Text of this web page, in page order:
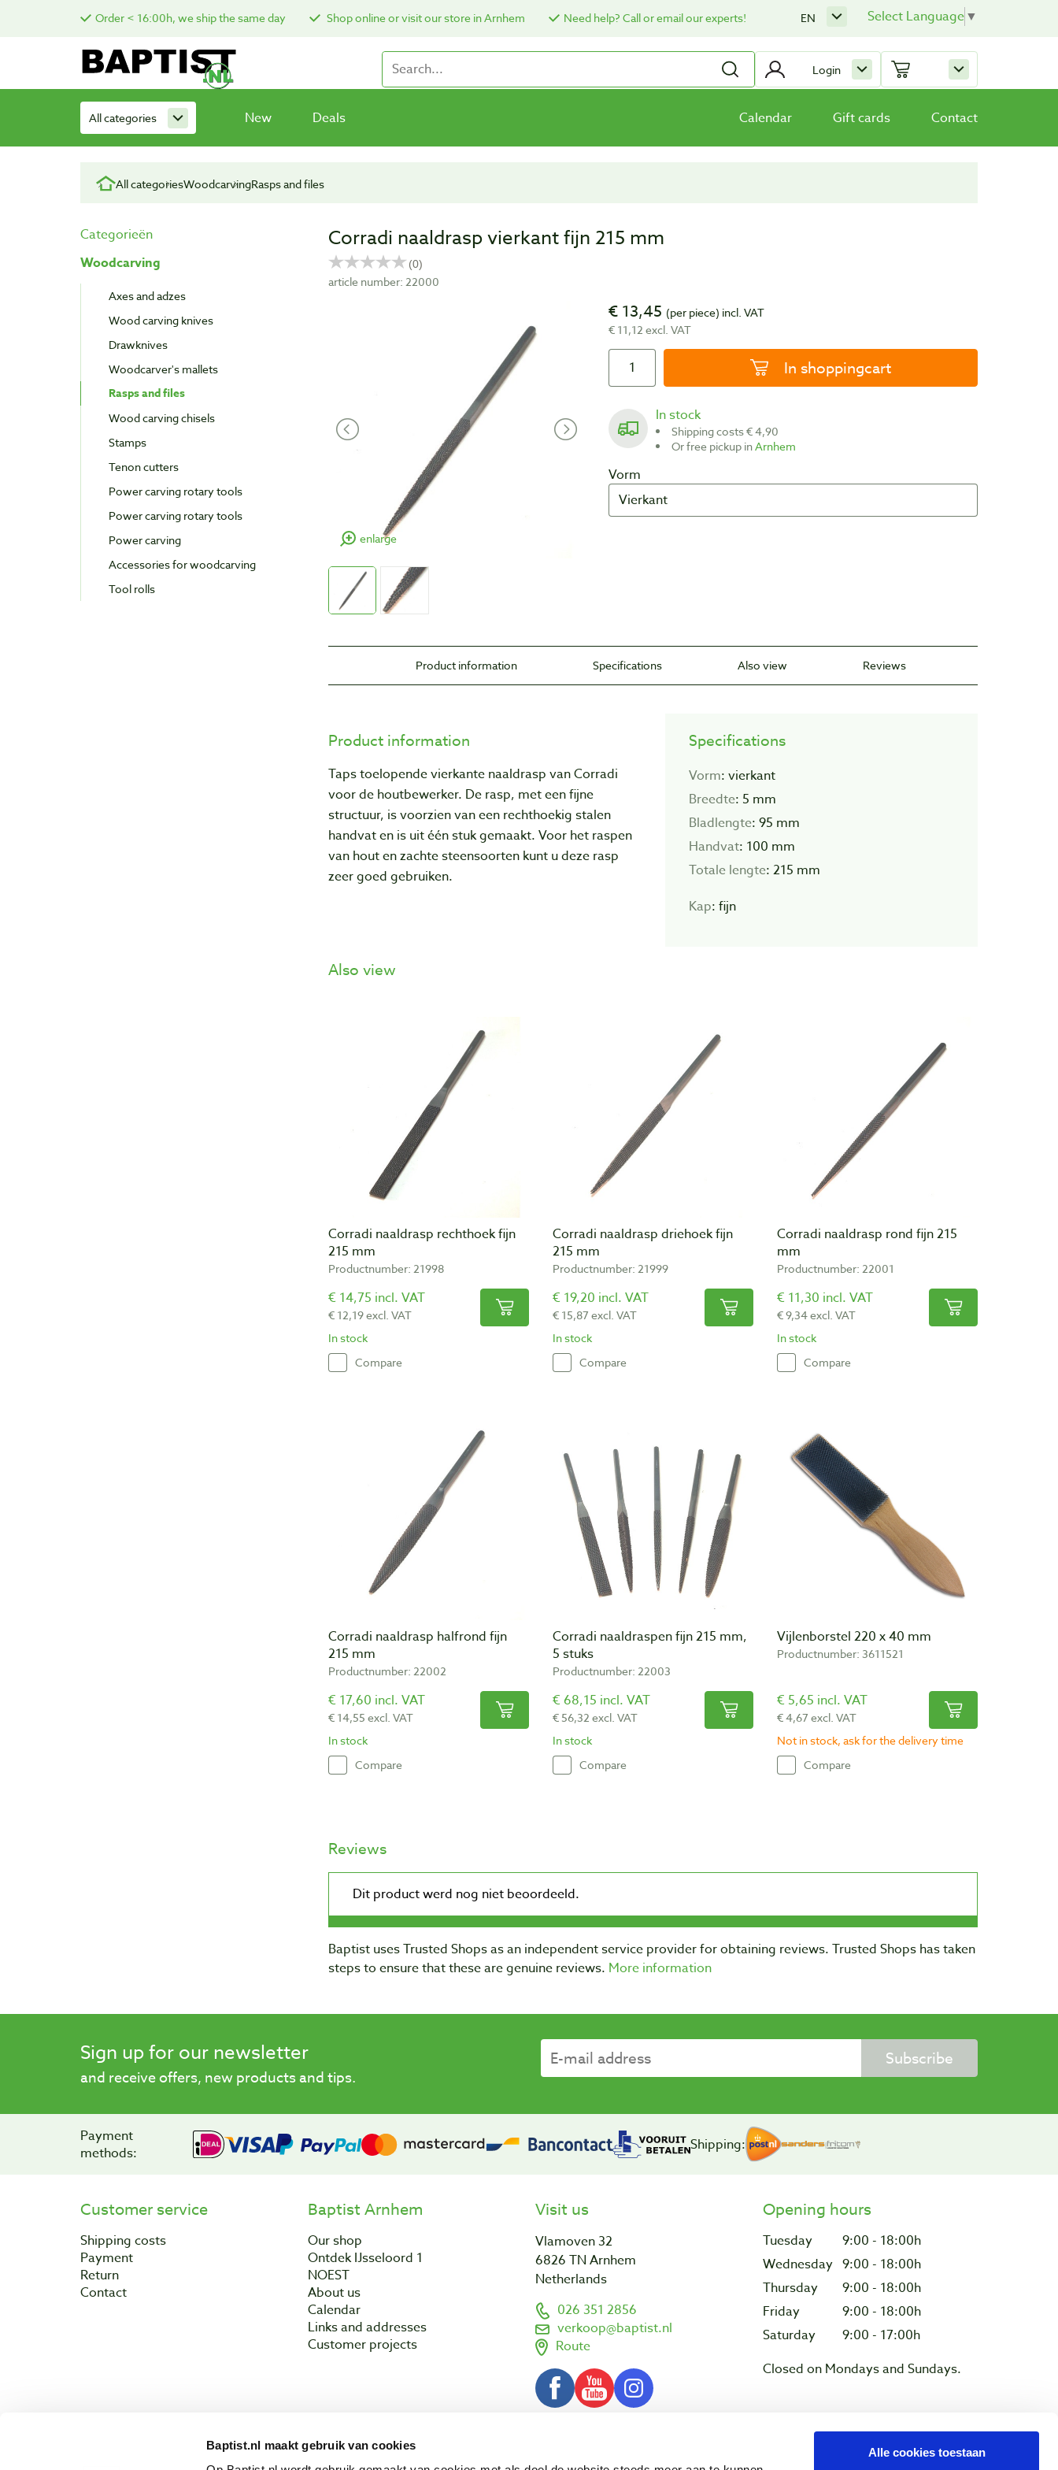
Baptist.nl maakt gebruik van cookies
Alle cookies toestaan
Order < 16:00h, we ship the same day Shop online or visit our store in Arnhem Need help? Call or email our experts! Select Language▼
EN
Login
All categories New Deals Calendar Gift cards Contact
All categoriesWoodcarvingRasps and files
Categorieën
Woodcarving
Axes and adzes
Wood carving knives
Drawknives
Woodcarver's mallets
Rasps and files
Wood carving chisels
Stamps
Tenon cutters
Power carving rotary tools
Power carving rotary tools
Power carving
Accessories for woodcarving
Tool rolls
Corradi naaldrasp vierkant fijn 215 mm
article number: 22000
enlarge
€ 13,45 (per piece) incl. VAT
€ 11,12 excl. VAT
In shoppingcart
In stock
Shipping costs € 4,90
Or free pickup inArnhem
Vorm
Product information Specifications Also view Reviews
Product information
Taps toelopende vierkante naaldrasp van Corradi
voor de houtbewerker. De rasp, met een fijne
structuur, is voorzien van een rechthoekig stalen
handvat en is uit één stuk gemaakt. Voor het raspen
van hout en zachte steensoorten kunt u deze rasp
zeer goed gebruiken.
Specifications
Vorm: vierkant
Breedte: 5 mm
Bladlengte: 95 mm
Handvat: 100 mm
Totale lengte: 215 mm
Kap: fijn
Also view
Corradi naaldrasp rechthoek fijn
215 mm
Productnumber: 21998
€ 14,75 incl. VAT
€ 12,19 excl. VAT
In stock
Compare
Corradi naaldrasp driehoek fijn
215 mm
Productnumber: 21999
€ 19,20 incl. VAT
€ 15,87 excl. VAT
In stock
Compare
Corradi naaldrasp rond fijn 215
mm
Productnumber: 22001
€ 11,30 incl. VAT
€ 9,34 excl. VAT
In stock
Compare
Corradi naaldrasp halfrond fijn
215 mm
Productnumber: 22002
€ 17,60 incl. VAT
€ 14,55 excl. VAT
In stock
Compare
Corradi naaldraspen fijn 215 mm,
5 stuks
Productnumber: 22003
€ 68,15 incl. VAT
€ 56,32 excl. VAT
In stock
Compare
Vijlenborstel 220 x 40 mm
Productnumber: 3611521
€ 5,65 incl. VAT
€ 4,67 excl. VAT
Not in stock, ask for the delivery time
Compare
Reviews
Baptist uses Trusted Shops as an independent service provider for obtaining reviews. Trusted Shops has taken
steps to ensure that these are genuine reviews. More information
Sign up for our newsletter
and receive offers, new products and tips.
Subscribe
Payment
methods:
Shipping:
Customer service
Shipping costs
Payment
Return
Contact
Baptist Arnhem
Our shop
Ontdek IJsseloord 1
NOEST
About us
Calendar
Links and addresses
Customer projects
Visit us
Vlamoven 32
6826 TN Arnhem
Netherlands
026 351 2856
verkoop@baptist.nl
Route
Opening hours
Tuesday
9:00 - 18:00h
Wednesday 9:00 - 18:00h
Thursday
9:00 - 18:00h
Friday
9:00 - 18:00h
Saturday
9:00 - 17:00h
Closed on Mondays and Sundays.
Copyright © 2003 - 2026 Baptist Arnhem BV